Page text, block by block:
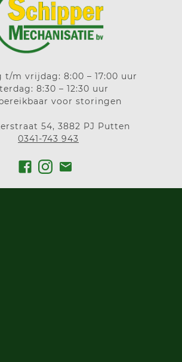
t/m vrijdag: 8:00 – 17:00 uur
8:30 – 12:30 uur
voor storingen
54, 3882 PJ Putten
0341-743 943